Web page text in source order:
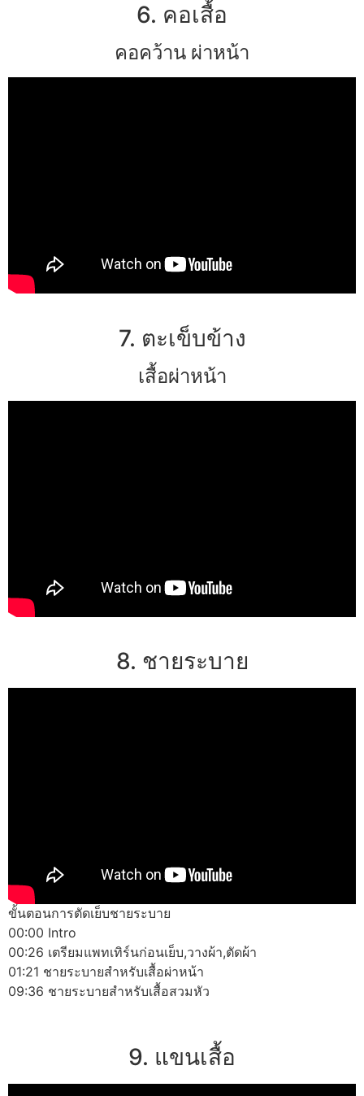
6. คอเสื้อ
คอคว้าน ผ่าหน้า
7. ตะเข็บข้าง
เสื้อผ่าหน้า
8. ชายระบาย
ขั้นตอนการตัดเย็บชายระบาย
00:00 Intro
00:26 เตรียมแพทเทิร์นก่อนเย็บ,วางผ้า,ตัดผ้า
01:21 ชายระบายสำหรับเสื้อผ่าหน้า
09:36 ชายระบายสำหรับเสื้อสวมหัว
9. แขนเสื้อ